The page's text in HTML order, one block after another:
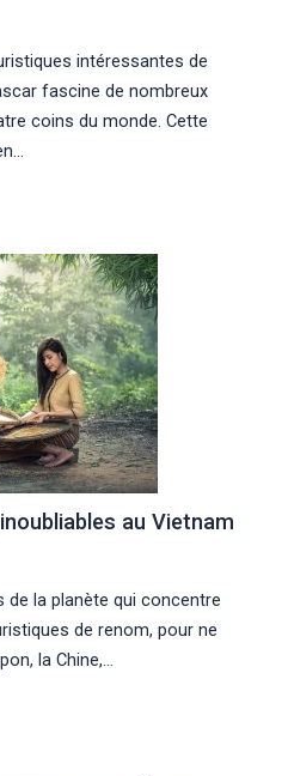
intéressantes de
fascine de nombreux
coins du monde. Cette
au Vietnam
de la planète qui concentre
de renom, pour ne
la Chine,…